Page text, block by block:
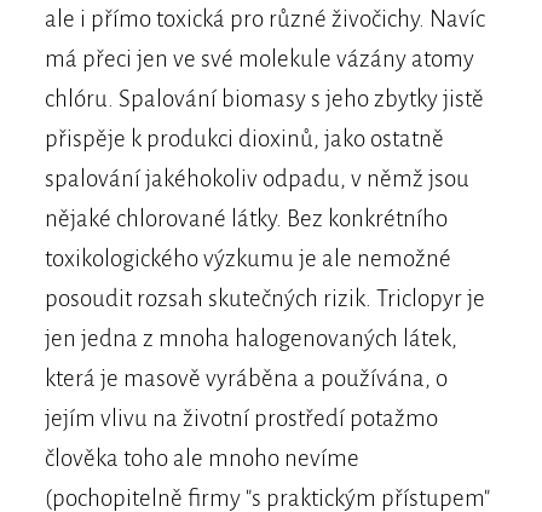
ale i přímo toxická pro různé živočichy. Navíc
má přeci jen ve své molekule vázány atomy
chlóru. Spalování biomasy s jeho zbytky jistě
přispěje k produkci dioxinů, jako ostatně
spalování jakéhokoliv odpadu, v němž jsou
nějaké chlorované látky. Bez konkrétního
toxikologického výzkumu je ale nemožné
posoudit rozsah skutečných rizik. Triclopyr je
jen jedna z mnoha halogenovaných látek,
která je masově vyráběna a používána, o
jejím vlivu na životní prostředí potažmo
člověka toho ale mnoho nevíme
(pochopitelně firmy "s praktickým přístupem"